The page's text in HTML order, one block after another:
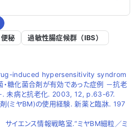
便秘
過敏性腸症候群（IBS）
induced hypersensitivity syndrom
・糖化菌合剤が有効であった症例 －抗老
. 未病と抗老化. 2003, 12, p.63-67.
(ミヤBM)の使用経験. 新薬と臨牀. 197
イエンス情報戦略室.“ミヤBM細粒／ミ